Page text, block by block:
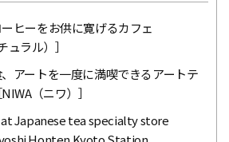
ヒーをお供に寛げるカフェ
ュラル）］
アートを一度に満喫できるアートテ
（ニワ）］
Japanese tea specialty store